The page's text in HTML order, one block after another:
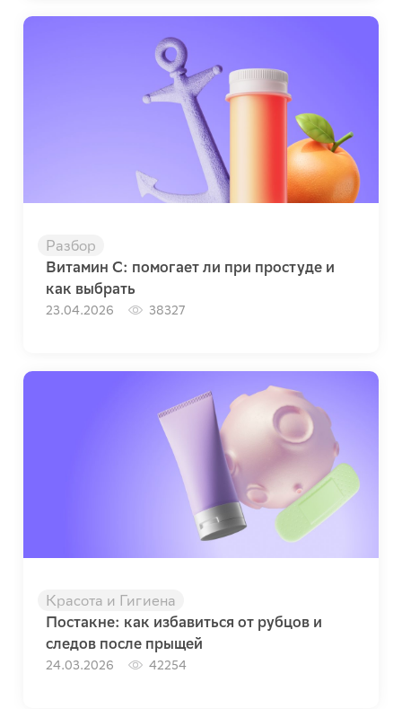
Разбор
Витамин C: помогает ли при простуде и
как выбрать
23.04.2026 38327
Красота и Гигиена
Постакне: как избавиться от рубцов и
следов после прыщей
24.03.2026 42254